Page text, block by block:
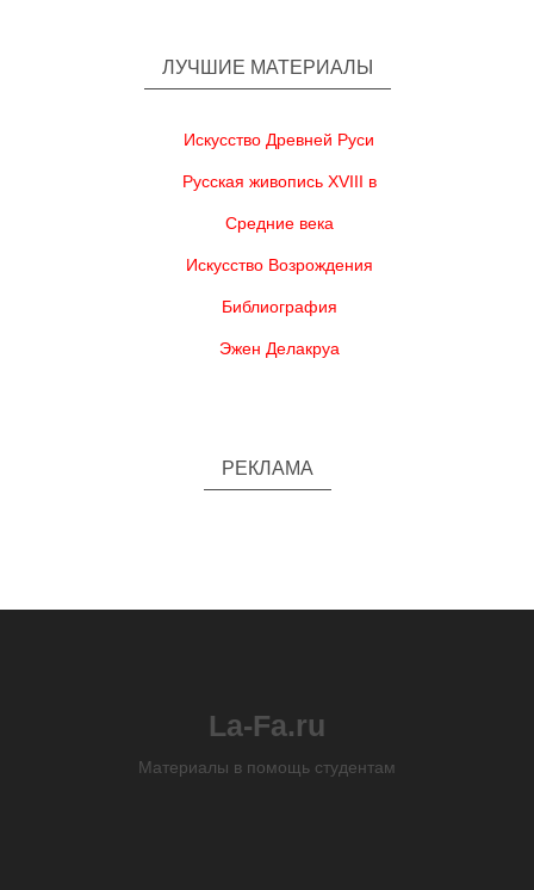
ЛУЧШИЕ МАТЕРИАЛЫ
Искусство Древней Руси
Русская живопись XVIII в
Средние века
Искусство Возрождения
Библиография
Эжен Делакруа
РЕКЛАМА
La-Fa.ru
Материалы в помощь студентам